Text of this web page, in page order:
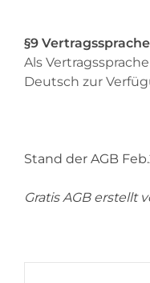
§9 Vertragssprache
Als
Deutsch zur
Stand der AGB
Gratis AGBerstellt